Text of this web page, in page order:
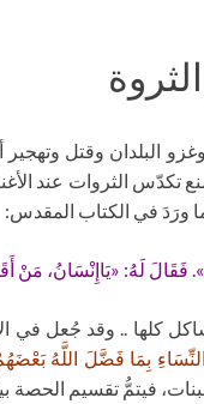
البلدان وقتل
تكدّس الثروات عند
ورَدَ في الكتاب المقدس:
لَهُ: «يَاإِنْسَانُ، مَنْ
كلها .. وقد جُعل
بِمَا فَضَّلَ اللَّهُ
فيتمُّ تقسيم الحصة